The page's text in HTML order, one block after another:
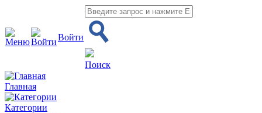
Войти
Поиск
Главная
Категории